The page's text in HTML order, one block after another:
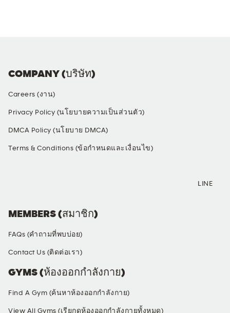
COMPANY (บริษัท)
Careers (งาน)
Privacy Policy (นโยบายความเป็นส่วนตัว)
DMCA Policy (นโยบาย DMCA)
Terms & Conditions (ข้อกำหนดและเงื่อนไข)
GYMS (ห้องออกกำลังกาย)
Find A Gym (ค้นหาห้องออกกำลังกาย)
View All Gyms (เรียกดูห้องออกกำลังกายทั้งหมด)
MEMBERS (สมาชิก)
FAQs (คำถามที่พบบ่อย)
Contact Us (ติดต่อเรา)
LINE